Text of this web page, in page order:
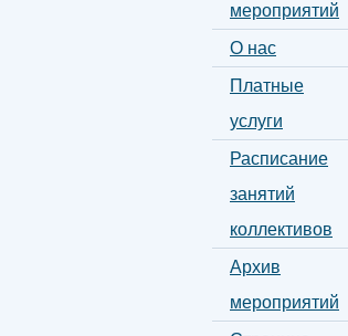
мероприятий
О нас
Платные
услуги
Расписание
занятий
коллективов
Архив
мероприятий